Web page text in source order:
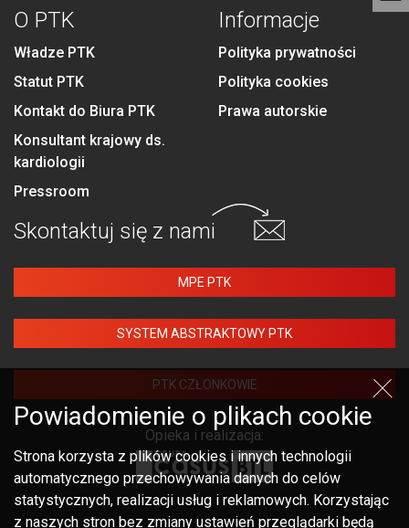
O PTK
Władze PTK
Statut PTK
Kontakt do Biura PTK
Konsultant krajowy ds.
kardiologii
Pressroom
Informacje
Polityka prywatności
Polityka cookies
Prawa autorskie
Skontaktuj się z nami
MPE PTK
SYSTEM ABSTRAKTOWY PTK
PTK CZŁONKOWIE
Opieka i realizacja:
Powiadomienie o plikach cookie
Strona korzysta z plików cookies i innych technologii
automatycznego przechowywania danych do celów
statystycznych, realizacji usług i reklamowych. Korzystając
z naszych stron bez zmiany ustawień przeglądarki będą